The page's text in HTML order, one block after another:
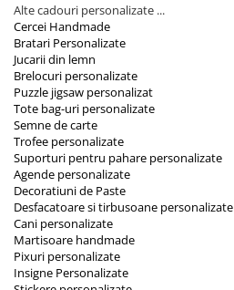
Alte cadouri personalizate ...
Cercei Handmade
Bratari Personalizate
Jucarii din lemn
Brelocuri personalizate
Puzzle jigsaw personalizat
Tote bag-uri personalizate
Semne de carte
Trofee personalizate
Suporturi pentru pahare personalizate
Agende personalizate
Decoratiuni de Paste
Desfacatoare si tirbusoane personalizate
Cani personalizate
Martisoare handmade
Pixuri personalizate
Insigne Personalizate